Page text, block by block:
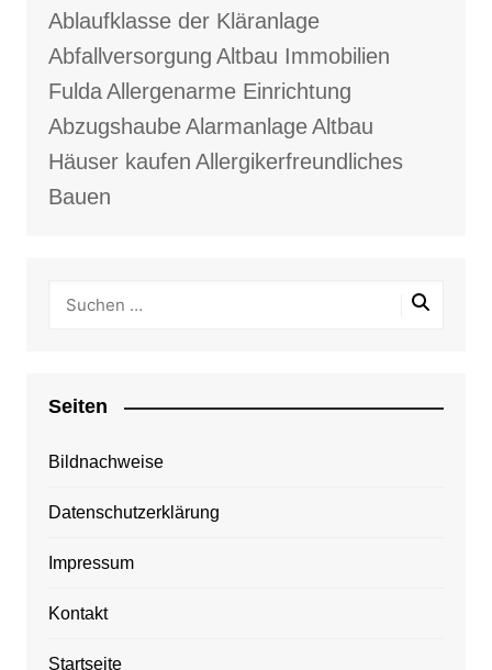
Ablaufklasse der Kläranlage
Abfallversorgung Altbau Immobilien
FuldaAllergenarme Einrichtung
AbzugshaubeAlarmanlageAltbau
Häuser kaufen Allergikerfreundliches
Bauen
Seiten
Bildnachweise
Datenschutzerklärung
Impressum
Kontakt
Startseite